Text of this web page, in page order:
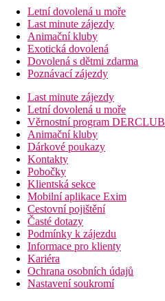
Letní dovolená u moře
Last minute zájezdy
Animační kluby
Exotická dovolená
Dovolená s dětmi zdarma
Poznávací zájezdy
Last minute zájezdy
Letní dovolená u moře
Věrnostní program DERCLUB
Animační kluby
Dárkové poukazy
Kontakty
Pobočky
Klientská sekce
Mobilní aplikace Exim
Cestovní pojištění
Časté dotazy
Podmínky k zájezdu
Informace pro klienty
Kariéra
Ochrana osobních údajů
Nastavení soukromí